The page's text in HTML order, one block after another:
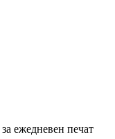
ежедневен печат